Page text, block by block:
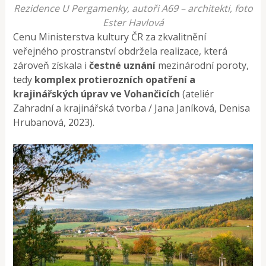
Rezidence U Pergamenky, autoři A69 – architekti, foto
Ester Havlová
Cenu Ministerstva kultury ČR za zkvalitnění
veřejného prostranství obdržela realizace, která
zároveň získala ičestné uznání mezinárodní poroty,
tedy komplex protierozních opatření a
krajinářských úprav ve Vohančicích (ateliér
Zahradní a krajinářská tvorba / Jana Janíková, Denisa
Hrubanová, 2023).